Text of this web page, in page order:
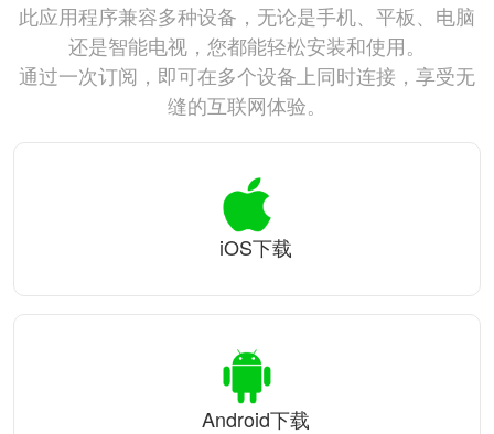
此应用程序兼容多种设备，无论是手机、平板、电脑
还是智能电视，您都能轻松安装和使用。
通过一次订阅，即可在多个设备上同时连接，享受无
缝的互联网体验。
iOS下载
Android下载